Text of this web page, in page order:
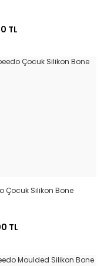
TL
Çocuk Silikon Bone
TL